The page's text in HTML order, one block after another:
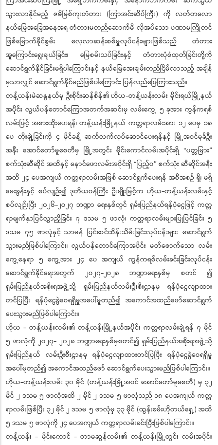
သွားလာနိုင်မည့် ဇမိမြစ်ကူးတံတား (ကြာအင်းဆိပ်ကြီး) ကို လတ်တလော
နယ်မြေအခြေအနေအရ တံတားမတည်ဆောက်မီ လိုအပ်သော ပဏာမကြိုတင်
ဖြစ်မြောက်နိုင်စွမ်း လေ့လာဆန်းစစ်မှုလုပ်ငန်းများဖြစ်သည့် တံတား
အူကြောင်းရွေးချယ်ခြင်း၊ မြေစမ်းသပ်ခြင်းနှင့် တံတားပုံစံထုတ်ခြင်းတို့ကို
ဆောင်ရွက်နိုင်ခြင်းမရှိပါကြောင်းနှင့် နယ်မြေအေးချမ်းတည်ငြိမ်လာသည့် အချိန်
မှသာလျှင် ဆောင်ရွက်နိုင်မည်ဖြစ်ပါကြောင်း ပြန်လည်ဖြေကြားသည်။
တန့်ယန်းမဲဆန္ဒနယ်မှ ဦးစိုင်းဆန်စိန်၏ ဟိုယ-တန့်ယန်းလမ်း မိုင်းရယ်မြို့နယ်
အပိုင်း လွယ်ပန်တောင်ကြောအတက်အဆင်းမှ လမ်းကွေ့ ၅ ခုအား ကွန်ကရစ်
လမ်းဖြင့် အစားထိုးပေးရန်၊ တန့်ယန်းမြို့နယ် ကတ္တရာလမ်းအား ၁၂ ပေမှ ၁၈
ပေ တိုးချဲ့ခြင်းကို ၄ မိုင်ခန့် ဆက်လက်လုပ်ဆောင်ပေးရန်နှင့် မြို့အဝင်မုခ်ဦး
အနီး အောင်တော်မူစေတီမှ မြို့အတွင်း မိုင်းကောင်လမ်းအပိုင်းရှိ “ပတ္တမြား”
စက်သုံးဆီဆိုင် အထိနှင့် နောင်ဖောလမ်းအပိုင်းရှိ “ပြည့်ဝ” စက်သုံး ဆီဆိုင်အနီး
အထိ ၂၄ ပေအကျယ် ကတ္တရာလမ်းအဖြစ် ဆောင်ရွက်ပေးရန် အစီအစဉ် ရှိ၊ မရှိ
မေးခွန်းနှင့် စပ်လျဉ်း၍ ဒုတိယဝန်ကြီး ဦးမျိုးမြင့်က ဟိုယ-တန့်ယန်းလမ်းနှင့်
စပ်လျဉ်းပြီး ၂၀၂၆-၂ဝ၂၇ ဘဏ္ဍာ ရေးနှစ်တွင် ရှမ်းပြည်နယ်ရန်ပုံငွေဖြင့် ကတ္တ
ရာမျက်နှာပြင်လွှာညှိခြင်း ၇ ဒသမ ၅ ဖာလုံ၊ ကတ္တရာလမ်းများပြုပြင်ခြင်း ၅
ဒသမ ၇၅ ဖာလုံနှင့် သာမန် ပြင်ဆင်ထိန်းသိမ်းခြင်းလုပ်ငန်းများ ဆောင်ရွက်
သွားမည်ဖြစ်ပါကြောင်း၊ လွယ်ပန်တောင်ကြောအပိုင်း မတ်စောက်သော လမ်း
ကွေ့နေရာ ၅ ကွေ့အား ၂၄ ပေ အကျယ် ကွန်ကရစ်လမ်းခင်းခြင်းလုပ်ငန်း
ဆောင်ရွက်နိုင်ရေးအတွက် ၂ဝ၂၇-၂ဝ၂၈ ဘဏ္ဍာရေးနှစ်မှ စတင် ၍
ရှမ်းပြည်နယ်အစိုးရအဖွဲ့သို့ ရှမ်းပြည်နယ်လမ်းဦးစီးဌာနမှ ရန်ပုံငွေလျာထား
တင်ပြပြီး ရန်ပုံငွေခွဲဝေရရှိမှုအပေါ်မူတည်၍ အကောင်အထည်ဖော်ဆောင်ရွက်
ပေးသွားမည်ဖြစ်ပါကြောင်း။
ဟိုယ - တန့်ယန်းလမ်း၏ တန့်ယန်းမြို့နယ်အပိုင်း ကတ္တရာလမ်းချဲ့ရန် ၇ မိုင်
၅ ဖာလုံကို ၂ဝ၂၇- ၂၀၂၈ ဘဏ္ဍာရေးနှစ်မှစတင်၍ ရှမ်းပြည်နယ်အစိုးရအဖွဲ့သို့
ရှမ်းပြည်နယ် လမ်းဦးစီးဌာနမှ ရန်ပုံငွေလျာထားတင်ပြပြီး ရန်ပုံငွေခွဲဝေရရှိမှု
အပေါ်မူတည်၍ အကောင်အထည်ဖော် ဆောင်ရွက်ပေးသွားမည်ဖြစ်ပါကြောင်း။
ဟိုယ-တန့်ယန်းလမ်း ၃၀ မိုင် (တန့်ယန်းမြို့အဝင် အောင်တော်မူစေတီ) မှ ၃၂
မိုင် ၂ ဒသမ ၅ ဖာလုံအထိ ၂ မိုင် ၂ ဒသမ ၅ ဖာလုံသည် ၁၈ ပေအကျယ် ကတ္တ
ရာလမ်းဖြစ်ပြီး ၃၂ မိုင် ၂ ဒသမ ၅ ဖာလုံမှ ၃၃ မိုင် (ထွန်းခမ်းဟိုတယ်ရှေ့) အထိ
၅ ဒသမ ၅ ဖာလုံကို ၂၄ ပေအကျယ် ကတ္တရာလမ်းခင်းပြီးဖြစ်ပါကြောင်း။
တန့်ယန်း - မိုင်းကောင် - တာမဆွန်လမ်း၏ တန့်ယန်းမြို့တွင်း လမ်းအပိုင်း